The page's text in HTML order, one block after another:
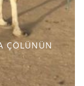
ÇÖLÜNÜN